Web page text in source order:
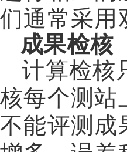
们通常采用
成果检核
计算检核
核每个测站
不能评测成